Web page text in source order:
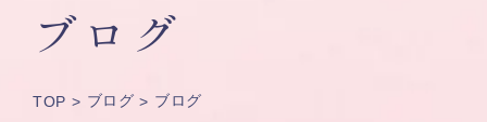
ブログ
TOP ブログ ブログ